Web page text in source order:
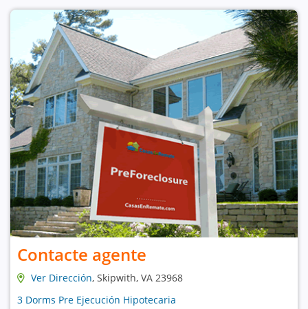
Contacte agente
Ver Dirección, Skipwith, VA 23968
3 Dorms Pre Ejecución Hipotecaria